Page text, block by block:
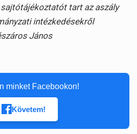
tart az aszály
intézkedésekről
János
minket Facebookon!
Követem!